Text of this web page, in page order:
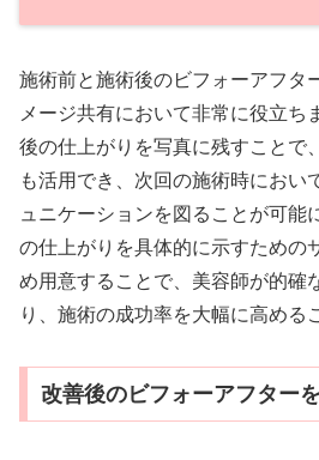
施術前と施術後のビフォーアフタ
メージ共有において非常に役立ち
後の仕上がりを写真に残すことで
も活用でき、次回の施術時におい
ュニケーションを図ることが可能
の仕上がりを具体的に示すための
め用意することで、美容師が的確
り、施術の成功率を大幅に高める
改善後のビフォーアフター